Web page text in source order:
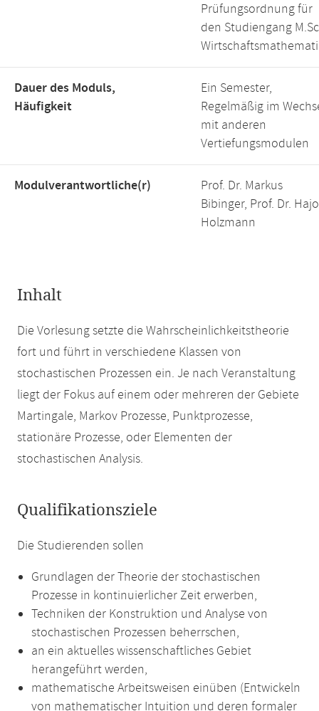
Prüfungsordnung für
den Studiengang
Dauer des Moduls,
Häufigkeit
Ein Semester,
Regelmäßig im
mit anderen
Vertiefungsmodulen
Modulverantwortliche(r)
Prof. Dr. Markus
Bibinger, Prof. Dr. Hajo
Holzmann
Inhalt
Die Vorlesung setzte die Wahrscheinlichkeitstheorie
fort und führt in verschiedene Klassen von
stochastischen Prozessen ein. Je nach Veranstaltung
liegt der Fokus auf einem oder mehreren der Gebiete
Martingale, Markov Prozesse, Punktprozesse,
stationäre Prozesse, oder Elementen der
stochastischen Analysis.
Qualifikationsziele
Die Studierenden sollen
Grundlagen der Theorie der stochastischen
Prozesse in kontinuierlicher Zeit erwerben,
Techniken der Konstruktion und Analyse von
stochastischen Prozessen beherrschen,
an ein aktuelles wissenschaftliches Gebiet
herangeführt werden,
mathematische Arbeitsweisen einüben (Entwickeln
von mathematischer Intuition und deren formaler